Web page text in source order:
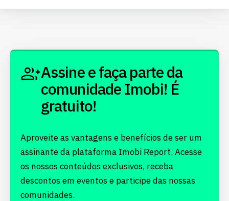
Assine e faça parte da
comunidade Imobi! É
gratuito!
Aproveite as vantagens e benefícios de ser um
assinante da plataforma Imobi Report. Acesse
os nossos conteúdos exclusivos, receba
descontos em eventos e participe das nossas
comunidades.